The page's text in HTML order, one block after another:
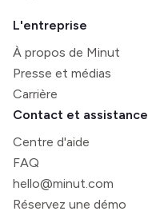
L'entreprise
À propos de Minut
Presse et médias
Carrière
Contact et assistance
Centre d'aide
FAQ
hello@minut.com
Réservez une démo